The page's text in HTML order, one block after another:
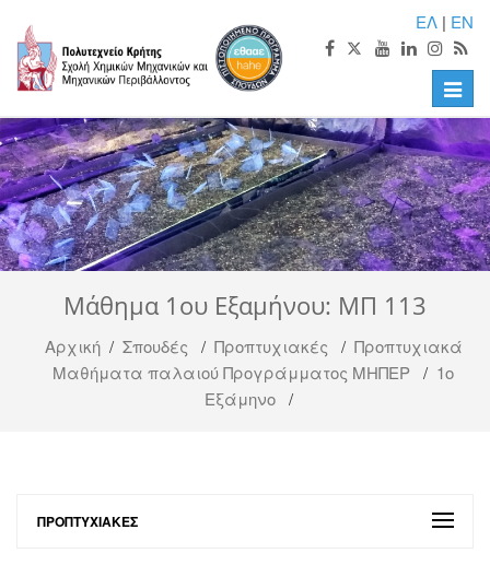
ΕΛ | EN
Toggle
Μάθημα 1ου Εξαμήνου: ΜΠ 113
Αρχική/ Σπουδές / Προπτυχιακές / Προπτυχιακά
Μαθήματα παλαιού Προγράμματος ΜΗΠΕΡ / 1ο
Εξάμηνο /
ΠΡΟΠΤΥΧΙΑΚΈΣ